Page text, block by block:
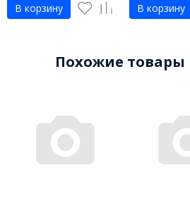
В корзину В корзину
Похожие товары